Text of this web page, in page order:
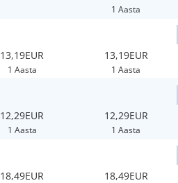
1 Aasta
13,19EUR
1 Aasta
13,19EUR
1 Aasta
12,29EUR
1 Aasta
12,29EUR
1 Aasta
18,49EUR 18,49EUR